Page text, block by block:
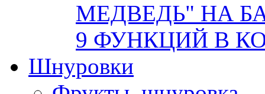
МЕДВЕДЬ" НА
9 ФУНКЦИЙ В
Шнуровки